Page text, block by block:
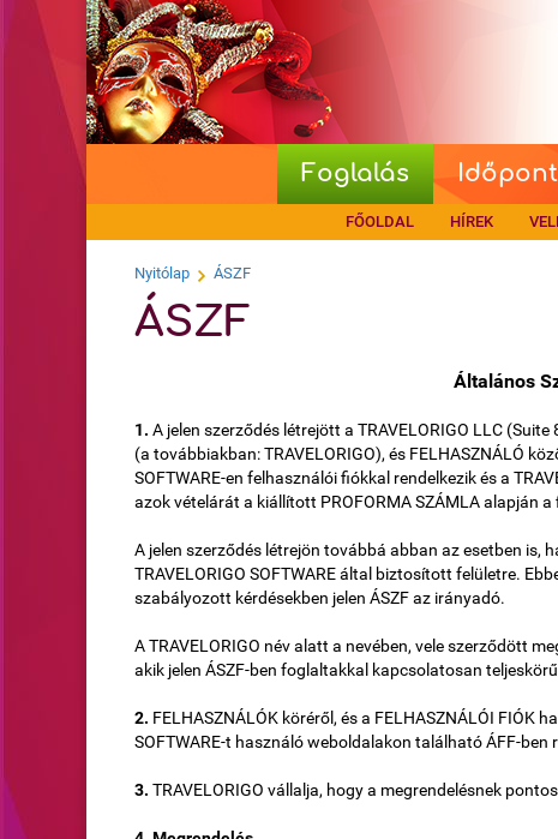
Foglalás
FŐOLDAL HÍREK
Nyitólap ÁSZF
ÁSZF
Általános
1. A jelen szerződés létrejött a TRAVELORIGO LLC
(a továbbiakban: TRAVELORIGO), és FELHASZNÁLÓ
SOFTWARE-en felhasználói fiókkal rendelkezik és a
azok vételárát a kiállított PROFORMA SZÁMLA alapján
A jelen szerződés létrejön továbbá abban az esetben is,
TRAVELORIGO SOFTWARE által biztosított felületre.
szabályozott kérdésekben jelen ÁSZF az irányadó.
A TRAVELORIGO név alatt a nevében, vele szerződött
akik jelen ÁSZF-ben foglaltakkal kapcsolatosan
2. FELHASZNÁLÓK köréről, és a FELHASZNÁLÓI FIÓK
SOFTWARE-t használó weboldalakon található ÁFF-ben
3. TRAVELORIGO vállalja, hogy a megrendelésnek